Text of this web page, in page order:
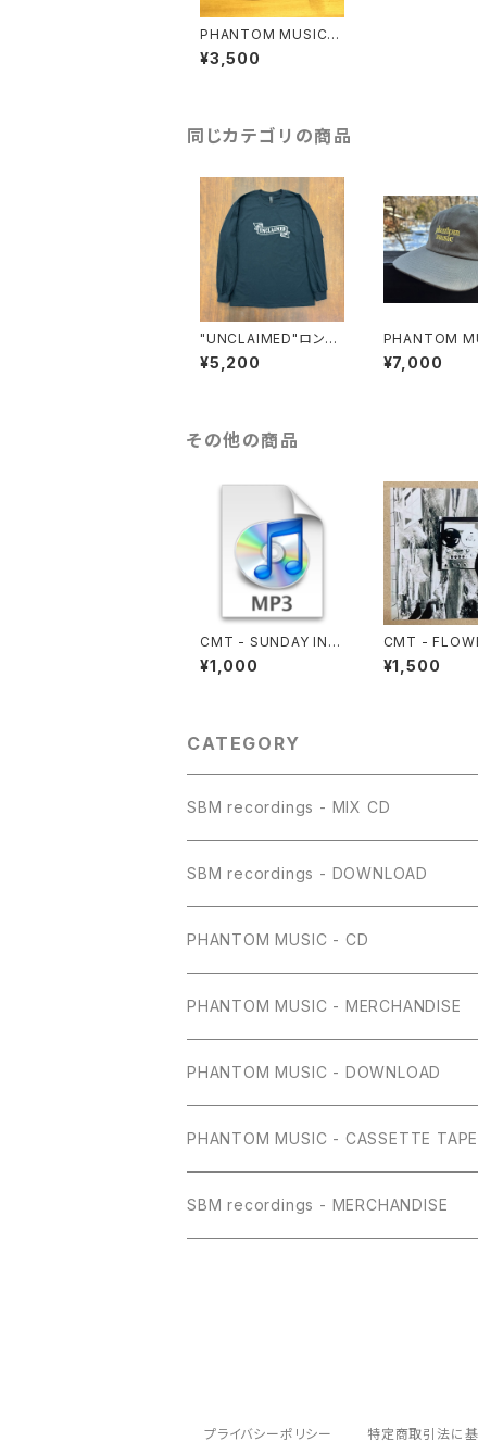
PHANTOM MUSIC O
RIGINAL CAP
¥3,500
同じカテゴリの商品
"UNCLAIMED"ロング
スリーブTシャツ
¥5,200
PHANTOM
PANEL
同梱)
¥7,000
その他の商品
CMT - SUNDAY IN T
HE PARK
¥1,000
CMT -
F ROMANCE
¥1,500
CATEGORY
SBM recordings - MIX CD
SBM recordings - DOWNLOAD
PHANTOM MUSIC - CD
PHANTOM MUSIC - MERCHANDISE
PHANTOM MUSIC - DOWNLOAD
PHANTOM MUSIC - CASSETTE TAPE
SBM recordings - MERCHANDISE
プライバシーポリシー 特定商取引法に